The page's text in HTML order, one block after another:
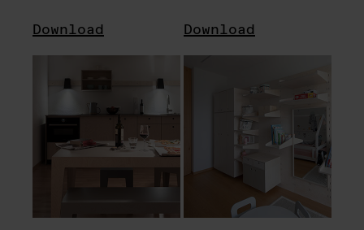
Download Download